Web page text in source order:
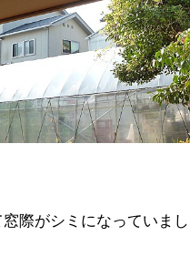
際がシミになっていま